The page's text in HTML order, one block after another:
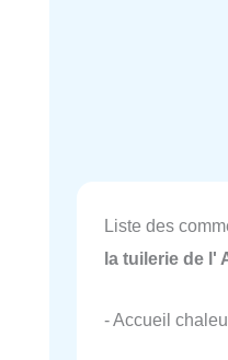
Liste des
la tuilerie de l'
- Accueil